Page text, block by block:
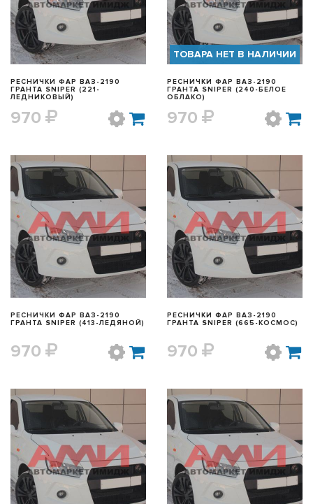
РЕСНИЧКИ ФАР ВАЗ-2190
ГРАНТА SNIPER (221-
ЛЕДНИКОВЫЙ)
970
ТОВАРА НЕТ В НАЛИЧИИ
РЕСНИЧКИ ФАР ВАЗ-2190
ГРАНТА SNIPER (240-БЕЛОЕ
ОБЛАКО)
970
БЫСТРЫЙ ПРОСМОТР
РЕСНИЧКИ ФАР ВАЗ-2190
ГРАНТА SNIPER (413-ЛЕДЯНОЙ)
970
БЫСТРЫЙ ПРОСМОТР
РЕСНИЧКИ ФАР ВАЗ-2190
ГРАНТА SNIPER (665-КОСМОС)
970
БЫСТРЫЙ ПРОСМОТР БЫСТРЫЙ ПРОСМОТР